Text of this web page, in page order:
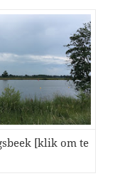
[klik om te